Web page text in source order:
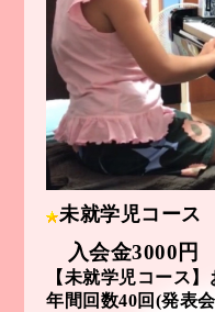
未就学児コー
入会金3000円
【未就学児コース】
年間回数40回(発表